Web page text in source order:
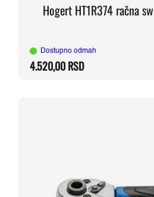
Hogert HT1R374 račna
Dostupno odmah
4.520,00RSD